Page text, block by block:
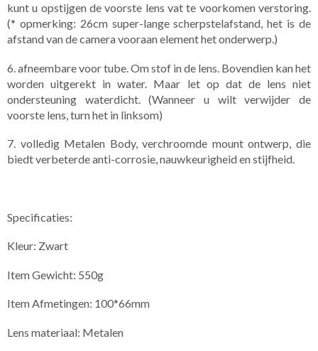
kunt u opstijgen de voorste lens vat te voorkomen verstoring.
(* opmerking: 26cm super-lange scherpstelafstand, het is de
afstand van de camera vooraan element het onderwerp.)
6. afneembare voor tube. Om stof in de lens. Bovendien kan het
worden uitgerekt in water. Maar let op dat de lens niet
ondersteuning waterdicht. (Wanneer u wilt verwijder de
voorste lens, turn het in linksom)
7. volledig Metalen Body, verchroomde mount ontwerp, die
biedt verbeterde anti-corrosie, nauwkeurigheid en stijfheid.
Specificaties:
Kleur: Zwart
Item Gewicht: 550g
Item Afmetingen: 100*66mm
Lens materiaal: Metalen